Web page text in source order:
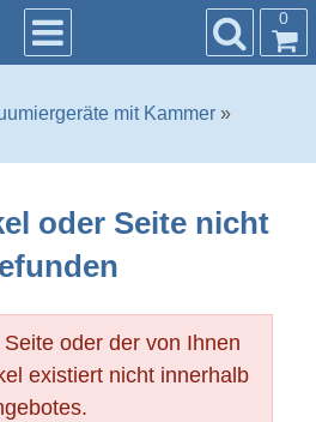
0
mit Kammer »
oder Seite nicht
oder der von Ihnen
existiert nicht innerhalb